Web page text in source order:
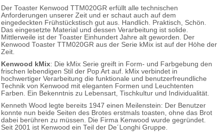
Der Toaster Kenwood TTM020GR erfüllt alle technischen
Anforderungen unserer Zeit und er schaut auch auf dem
eingedeckten Frühstückstisch gut aus. Handlich. Praktisch, Schön.
Das eingesetzte Material und dessen Verarbeitung ist solide.
Mittlerweile ist der Toaster Einhundert Jahre alt geworden. Der
Kenwood Toaster TTM020GR aus der Serie kMix ist auf der Höhe der
Zeit.
Kenwood kMix: Die kMix Serie greift in Form- und Farbgebung den
frischen lebendigen Stil der Pop Art auf. kMix verbindet in
hochwertiger Verarbeitung die funktionale und benutzerfreundliche
Technik von Kenwood mit eleganten Formen und Leuchtenten
Farben. Ein Bekenntnis zu Lebensart, Tischkultur und Individualität.
Kenneth Wood legte bereits 1947 einen Meilenstein: Der Benutzer
konnte nun beide Seiten des Brotes erstmals toasten, ohne das Brot
dabei berühren zu müssen. Die Firma Kenwood wurde gegründet.
Seit 2001 ist Kenwood ein Teil der De´Longhi Gruppe.